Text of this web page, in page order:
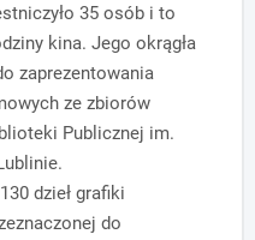
35 osób i to
kina. Jego okrągła
zaprezentowania
ze zbiorów
Publicznej im.
dzieł grafiki
do